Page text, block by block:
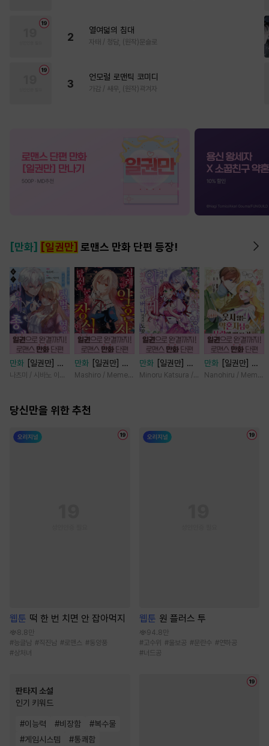
2
열여덟의 침대
자태 / 청담, (원작)문슬로
3
언모럴 로맨틱 코미디
가감 / 쌔우, (원작)곽겨자
[만화] [일권만] 로맨스 만화 단편 등장!
만화
[일권만] 모
든 것을 포기한 평
는다 [단행본]
나츠미 / 시바노 이즈미
만화
[일권만] 실
례지만 약혼자님,
Mashiro / Memeko
만화
[일권만] 기
억상실 악역 영애
본]
Minoru Katsura / Mizune
만화
[일권만] 웃
지 않는 약혼자님
Nanohiru / Memeko
당신만을 위한 추천
웹툰 떡 한 번 치면 안 잡아먹지
8.8만
#능글남 #직진남 #로맨스 #동양풍
#상처녀
판타지 소설
인기 키워드
#이능력 #비장함 #복수물
#게임시스템 #통쾌함
웹툰 원 플러스 투
94.8만
#고수위 #울보공 #문란수 #연하공
#너드공